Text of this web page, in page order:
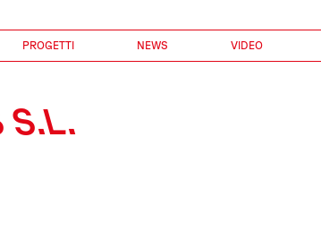
PROGETTI NEWS VIDEO
S.L.